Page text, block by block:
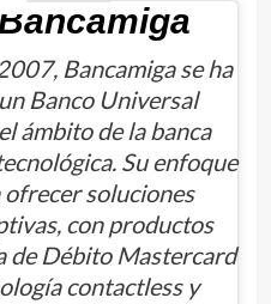
Bancamiga se ha
Banco Universal
ámbito de la banca
Su enfoque
soluciones
con productos
de Débito Mastercard
contactless y